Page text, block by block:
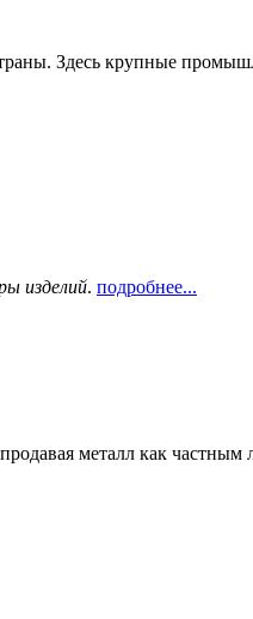
Здесь крупные
изделий. подробнее...
металл как